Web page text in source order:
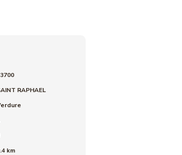
RAPHAEL
km